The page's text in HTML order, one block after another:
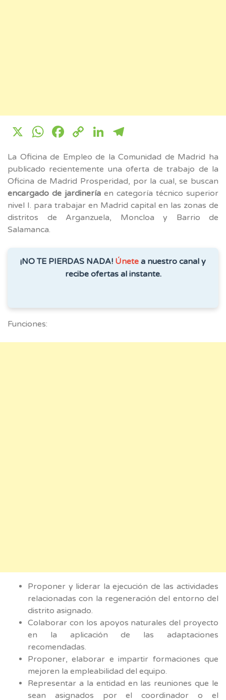
X WhatsApp
Facebook
CopyLinkedIn
La Oficina de Empleo de la Comunidad de Madrid ha
publicado recientemente una oferta de trabajo de la
Oficina de Madrid Prosperidad, por la cual, se buscan
encargado de jardinería en categoría técnico superior
nivel I. para trabajar en Madrid capital en las zonas de
distritos de Arganzuela, Moncloa y Barrio de
Salamanca.
¡NO TE PIERDAS NADA! Únete a nuestro canal y
recibe ofertas al instante.
Funciones:
Proponer y liderar la ejecución de las actividades
relacionadas con la regeneración del entorno del
distrito asignado.
Colaborar con los apoyos naturales del proyecto
en la aplicación de las adaptaciones
recomendadas.
Proponer, elaborar e impartir formaciones que
mejoren la empleabilidad del equipo.
Representar a la entidad en las reuniones que le
sean asignados por el coordinador o el